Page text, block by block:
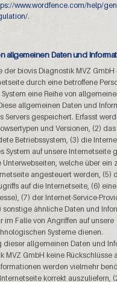
www.wordfence.com/help/
.
allgemeinen Daten und
der biovis Diagnostik MVZ
durch eine betroffene
eine Reihe von
allgemeinen Daten und
Servers gespeichert. Erfasst
und Versionen, (2)
Betriebssystem, (3) die
System auf unsere Internetseite
Unterwebseiten, welche über ein
angesteuert werden, (5)
auf die Internetseite, (6)
(7) der Internet-Service-
sonstige ähnliche Daten und
im Falle von Angriffen auf unsere
Systeme dienen.
dieser allgemeinen Daten und
MVZ GmbH keine Rückschlüsse
werden vielmehr
korrekt auszuliefern,